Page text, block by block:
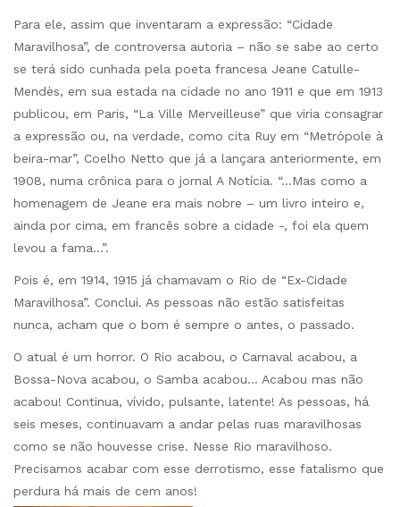
Para ele, assim que inventaram a expressão: “Cidade
Maravilhosa”, de controversa autoria – não se sabe ao certo
se terá sido cunhada pela poeta francesa Jeane Catulle-
Mendès, em sua estada na cidade no ano 1911 e que em 1913
publicou, em Paris, “La Ville Merveilleuse” que viria consagrar
a expressão ou, na verdade, como cita Ruy em “Metrópole à
beira-mar”, Coelho Netto que já a lançara anteriormente, em
1908, numa crônica para o jornal A Notícia. “…Mas como a
homenagem de Jeane era mais nobre – um livro inteiro e,
ainda por cima, em francês sobre a cidade -, foi ela quem
levou a fama…”.
Pois é, em 1914, 1915 já chamavam o Rio de “Ex-Cidade
Maravilhosa”. Conclui. As pessoas não estão satisfeitas
nunca, acham que o bom é sempre o antes, o passado.
O atual é um horror. O Rio acabou, o Carnaval acabou, a
Bossa-Nova acabou, o Samba acabou… Acabou mas não
acabou! Continua, vívido, pulsante, latente! As pessoas, há
seis meses, continuavam a andar pelas ruas maravilhosas
como se não houvesse crise. Nesse Rio maravilhoso.
Precisamos acabar com esse derrotismo, esse fatalismo que
perdura há mais de cem anos!